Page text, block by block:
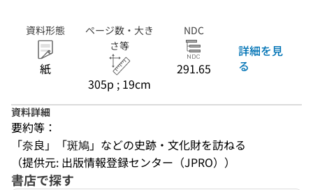
資料形態
紙
ページ数・大き
さ等
305p ; 19cm
NDC
291.65
詳細を見
る
資料詳細
要約等：
「奈良」「斑鳩」などの史跡・文化財を訪ねる
（提供元: 出版情報登録センター（JPRO））
書店で探す